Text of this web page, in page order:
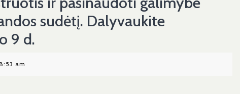
sudėtį. Dalyvaukite
9 d.
am